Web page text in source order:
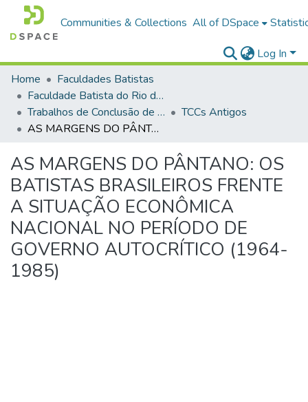
Communities & Collections All of DSpace
Log In
Home
Faculdades Batistas
Faculdade Batista do Rio de Janeiro (FABAT-RJ)
Trabalhos de Conclusão de Curso (TCC)
TCCs Antigos
AS MARGENS DO PÂNTANO: OS BATISTAS BRASILEIROS FRENTE A SITUAÇÃO ECONÔMICA NACIONAL NO PERÍODO DE GOVERNO AUTOCRÍTICO (1964-1985)
AS MARGENS DO PÂNTANO: OS
BATISTAS BRASILEIROS FRENTE
A SITUAÇÃO ECONÔMICA
NACIONAL NO PERÍODO DE
GOVERNO AUTOCRÍTICO (1964-
1985)